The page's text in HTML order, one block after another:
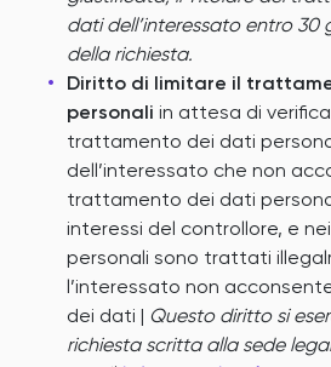
dati dell’interessato entro 30
della richiesta.
Diritto di limitare il
personali in attesa di
trattamento dei dati
dell’interessato che non
trattamento dei dati
interessi del controllore, e
personali sono trattati
l’interessato non
dei dati | Questo diritto si
richiesta scritta alla sede